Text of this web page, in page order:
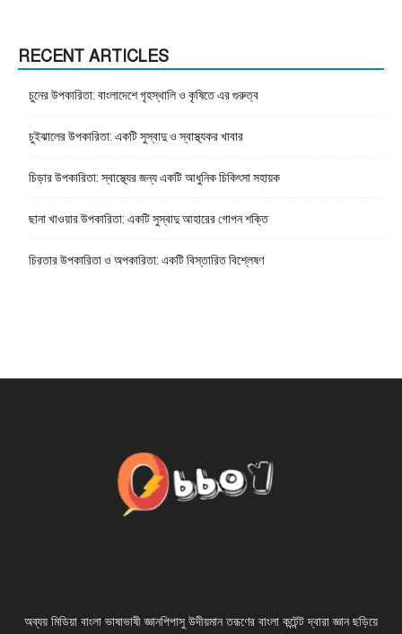
RECENT ARTICLES
চুনের উপকারিতা: বাংলাদেশে গৃহস্থালি ও কৃষিতে এর গুরুত্ব
চুইঝালের উপকারিতা: একটি সুস্বাদু ও স্বাস্থ্যকর খাবার
চিড়ার উপকারিতা: স্বাস্থ্যের জন্য একটি আধুনিক চিকিৎসা সহায়ক
ছানা খাওয়ার উপকারিতা: একটি সুস্বাদু আহারের গোপন শক্তি
চিরতার উপকারিতা ও অপকারিতা: একটি বিস্তারিত বিশ্লেষণ
অব্যয় মিডিয়া বাংলা ভাষাভাষী জ্ঞানপিপাসু উদীয়মান তরূণের বাংলা কন্টেন্ট দ্বারা জ্ঞান ছড়িয়ে